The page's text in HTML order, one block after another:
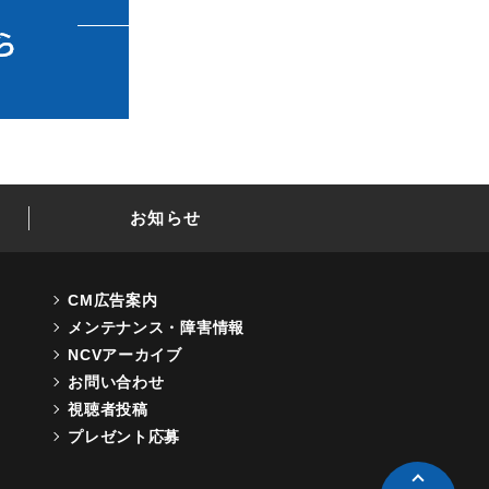
お知らせ
CM広告案内
メンテナンス・障害情報
NCVアーカイブ
お問い合わせ
視聴者投稿
プレゼント応募